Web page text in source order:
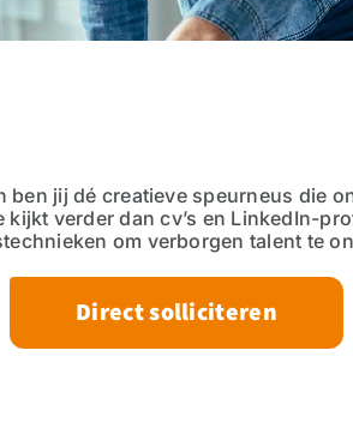
ben jij dé creatieve speurneus die
verder dan cv’s en LinkedIn-
om verborgen talent te
Direct solliciteren